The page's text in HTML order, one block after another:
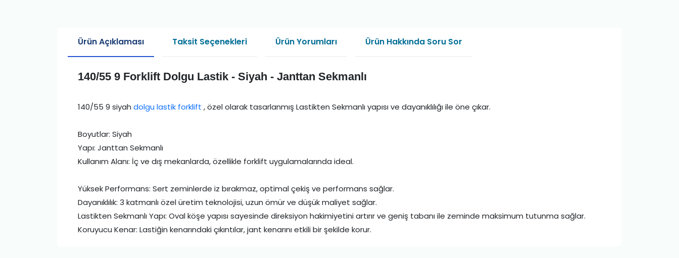
Ürün Açıklaması Taksit Seçenekleri Ürün Yorumları Ürün Hakkında Soru Sor
140/55 9 Forklift Dolgu Lastik - Siyah - Janttan Sekmanlı
140/55 9 siyah dolgu lastik forklift , özel olarak tasarlanmış Lastikten Sekmanlı yapısı ve dayanıklılığı ile öne çıkar.
Boyutlar: Siyah
Yapı: Janttan Sekmanlı
Kullanım Alanı: İç ve dış mekanlarda, özellikle forklift uygulamalarında ideal.
Yüksek Performans: Sert zeminlerde iz bırakmaz, optimal çekiş ve performans sağlar.
Dayanıklılık: 3 katmanlı özel üretim teknolojisi, uzun ömür ve düşük maliyet sağlar.
Lastikten Sekmanlı Yapı: Oval köşe yapısı sayesinde direksiyon hakimiyetini artırır ve geniş tabanı ile zeminde maksimum tutunma sağlar.
Koruyucu Kenar: Lastiğin kenarındaki çıkıntılar, jant kenarını etkili bir şekilde korur.